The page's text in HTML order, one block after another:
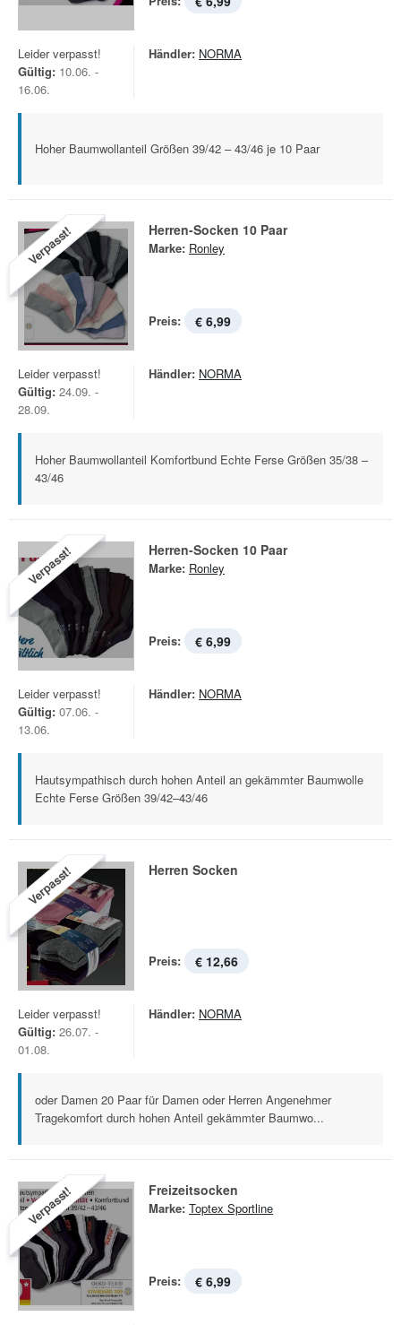
Leider verpasst!
Gültig: 10.06. -
16.06.
Händler: NORMA
Hoher Baumwollanteil Größen 39/42 – 43/46 je 10 Paar
Verpasst! Herren-Socken 10 Paar
Marke: Ronley
Preis: € 6,99
Leider verpasst!
Gültig: 24.09. -
28.09.
Händler: NORMA
Hoher Baumwollanteil Komfortbund Echte Ferse Größen 35/38 –
43/46
Verpasst! Herren-Socken 10 Paar
Marke: Ronley
Preis: € 6,99
Leider verpasst!
Gültig: 07.06. -
13.06.
Händler: NORMA
Hautsympathisch durch hohen Anteil an gekämmter Baumwolle
Echte Ferse Größen 39/42–43/46
Verpasst! Herren Socken
Preis: € 12,66
Leider verpasst!
Gültig: 26.07. -
01.08.
Händler: NORMA
oder Damen 20 Paar für Damen oder Herren Angenehmer
Tragekomfort durch hohen Anteil gekämmter Baumwo...
Verpasst! Freizeitsocken
Marke: Toptex Sportline
Preis: € 6,99